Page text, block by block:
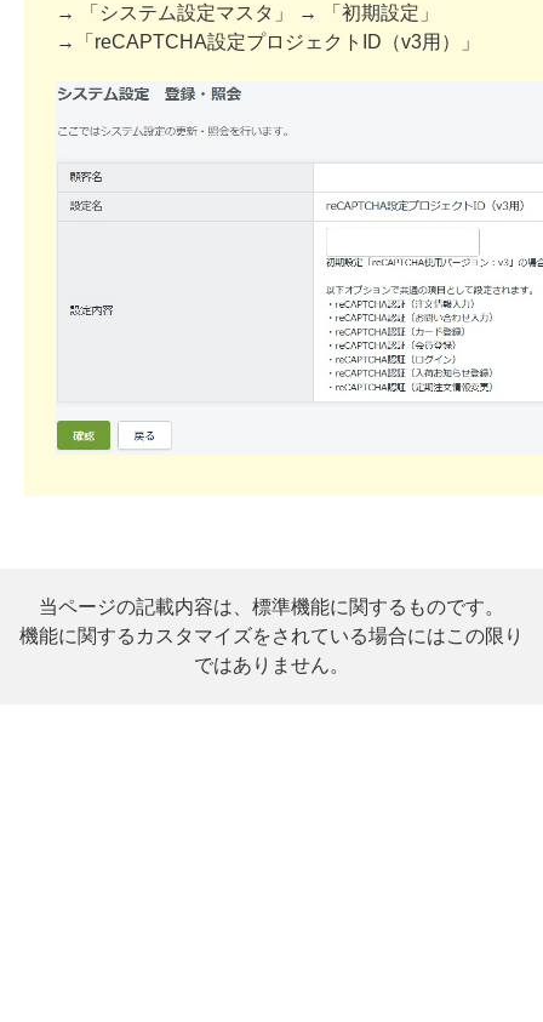
→ 「システム設定マスタ」 → 「初期設定」
→「reCAPTCHA設定プロジェクトID（v3用）」
当ページの記載内容は、標準機能に関するものです。
機能に関するカスタマイズをされている場合にはこの限り
ではありません。